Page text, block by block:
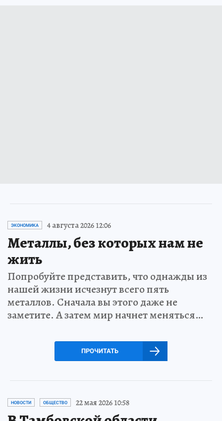
ЭКОНОМИКА 4 августа 2026 12:06
Металлы, без которых нам не
жить
Попробуйте представить, что однажды из
нашей жизни исчезнут всего пять
металлов. Сначала вы этого даже не
заметите. А затем мир начнет меняться…
ПРОЧИТАТЬ
НОВОСТИ ОБЩЕСТВО 22 мая 2026 10:58